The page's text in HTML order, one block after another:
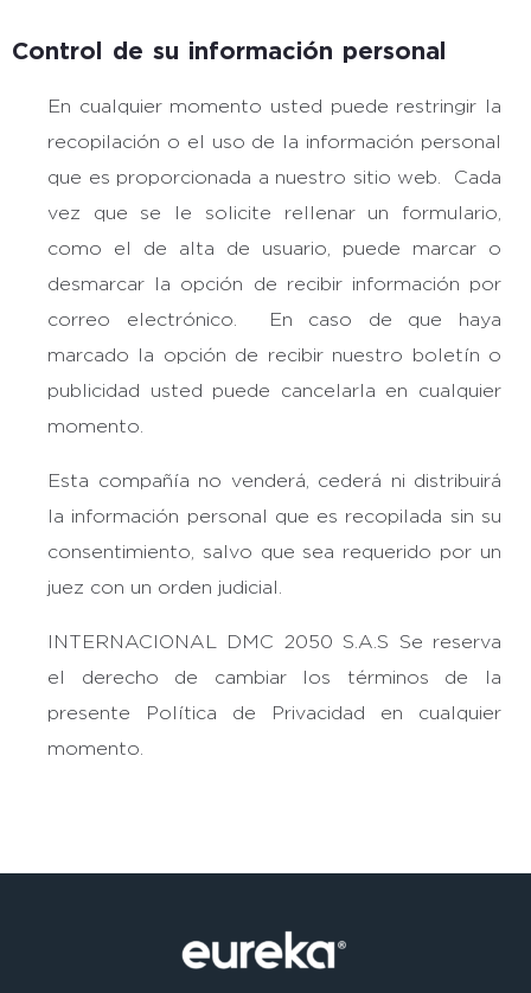
Control de su información personal
En cualquier momento usted puede restringir la
recopilación o el uso de la información personal
que es proporcionada a nuestro sitio web. Cada
vez que se le solicite rellenar un formulario,
como el de alta de usuario, puede marcar o
desmarcar la opción de recibir información por
correo electrónico. En caso de que haya
marcado la opción de recibir nuestro boletín o
publicidad usted puede cancelarla en cualquier
momento.
Esta compañía no venderá, cederá ni distribuirá
la información personal que es recopilada sin su
consentimiento, salvo que sea requerido por un
juez con un orden judicial.
INTERNACIONAL DMC 2050 S.A.S Se reserva
el derecho de cambiar los términos de la
presente Política de Privacidad en cualquier
momento.